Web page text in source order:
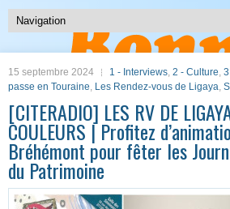
15 septembre 2024 1 - Interviews, 2 - Culture,
passe en Touraine, Les Rendez-vous de Ligaya,
[CITERADIO] LES RV DE
COULEURS | Profitez
Bréhémont pour fêter les
du Patrimoine